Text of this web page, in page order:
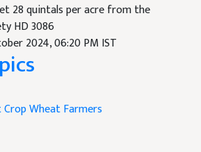
28 quintals per acre from the
HD 3086
2024, 06:20 PM IST
Wheat Farmers